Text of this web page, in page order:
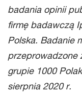
badania opinii
firmę badawczą
Polska. Badanie
przeprowadzone
grupie 1000
sierpnia 2020 r.